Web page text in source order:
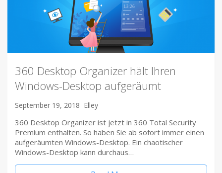
360 Desktop Organizer hält Ihren
Windows-Desktop aufgeräumt
September 19, 2018 Elley
360 Desktop Organizer ist jetzt in 360 Total Security
Premium enthalten. So haben Sie ab sofort immer einen
aufgeräumten Windows-Desktop. Ein chaotischer
Windows-Desktop kann durchaus…